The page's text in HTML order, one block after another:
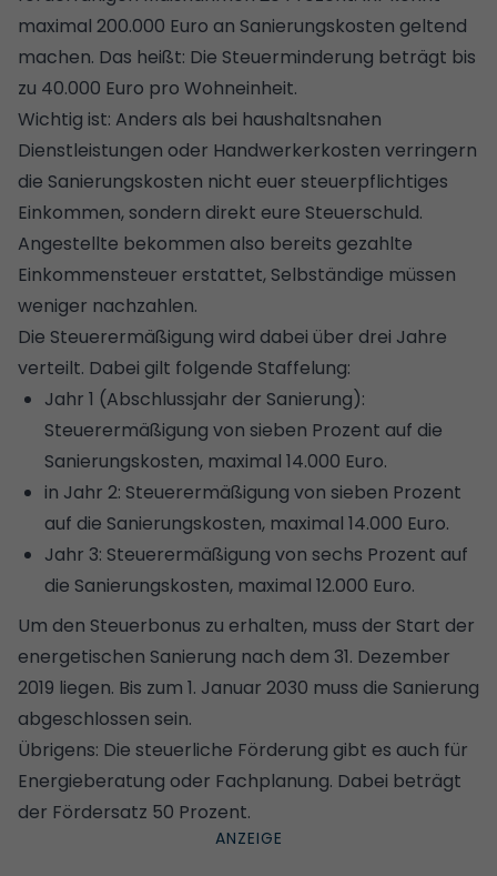
maximal 200.000 Euro an Sanierungskosten geltend
machen. Das heißt: Die Steuerminderung beträgt bis
zu 40.000 Euro pro Wohneinheit.
Wichtig ist: Anders als bei haushaltsnahen
Dienstleistungen oder Handwerkerkosten verringern
die Sanierungskosten nicht euer steuerpflichtiges
Einkommen, sondern direkt eure Steuerschuld.
Angestellte bekommen also bereits gezahlte
Einkommensteuer erstattet, Selbständige müssen
weniger nachzahlen.
Die Steuerermäßigung wird dabei über drei Jahre
verteilt. Dabei gilt folgende Staffelung:
Jahr 1 (Abschlussjahr der Sanierung):
Steuerermäßigung von sieben Prozent auf die
Sanierungskosten, maximal 14.000 Euro.
in Jahr 2: Steuerermäßigung von sieben Prozent
auf die Sanierungskosten, maximal 14.000 Euro.
Jahr 3: Steuerermäßigung von sechs Prozent auf
die Sanierungskosten, maximal 12.000 Euro.
Um den Steuerbonus zu erhalten, muss der Start der
energetischen Sanierung nach dem 31. Dezember
2019 liegen. Bis zum 1. Januar 2030 muss die Sanierung
abgeschlossen sein.
Übrigens: Die steuerliche Förderung gibt es auch für
Energieberatung oder Fachplanung. Dabei beträgt
der Fördersatz 50 Prozent.